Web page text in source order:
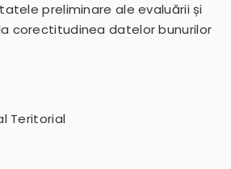
preliminare ale evaluării și
corectitudinea datelor bunurilor
Teritorial